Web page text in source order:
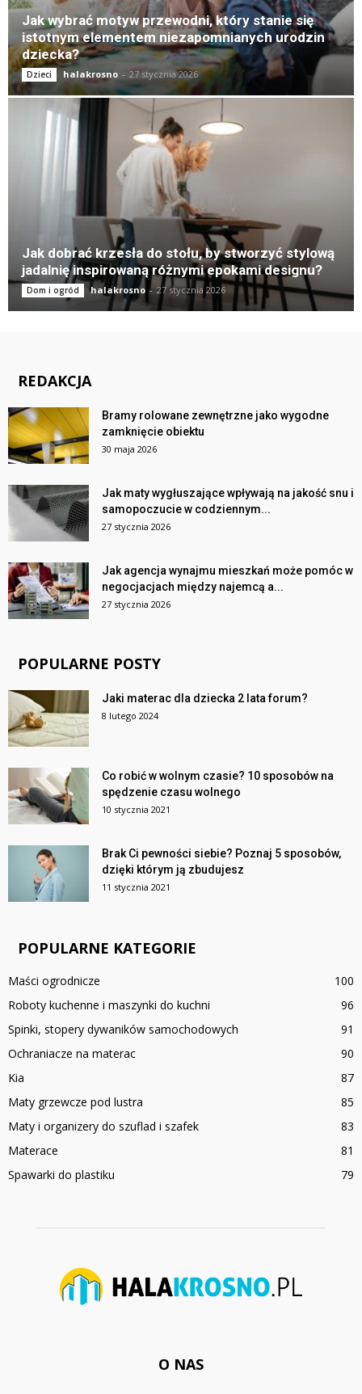
Jak wybrać motyw przewodni, który stanie się
istotnym elementem niezapomnianych urodzin
dziecka?
Dzieci halakrosno - 27 stycznia 2026
Jak dobrać krzesła do stołu, by stworzyć stylową
jadalnię inspirowaną różnymi epokami designu?
Dom i ogród halakrosno - 27 stycznia 2026
REDAKCJA
Bramy rolowane zewnętrzne jako wygodne
zamknięcie obiektu
30 maja 2026
Jak maty wygłuszające wpływają na jakość snu i
samopoczucie w codziennym...
27 stycznia 2026
Jak agencja wynajmu mieszkań może pomóc w
negocjacjach między najemcą a...
27 stycznia 2026
POPULARNE POSTY
Jaki materac dla dziecka 2 lata forum?
8 lutego 2024
Co robić w wolnym czasie? 10 sposobów na
spędzenie czasu wolnego
10 stycznia 2021
Brak Ci pewności siebie? Poznaj 5 sposobów,
dzięki którym ją zbudujesz
11 stycznia 2021
POPULARNE KATEGORIE
Maści ogrodnicze
100
Roboty kuchenne i maszynki do kuchni
96
Spinki, stopery dywaników samochodowych
91
Ochraniacze na materac
90
Kia
87
Maty grzewcze pod lustra
85
Maty i organizery do szuflad i szafek
83
Materace
81
Spawarki do plastiku
79
O NAS